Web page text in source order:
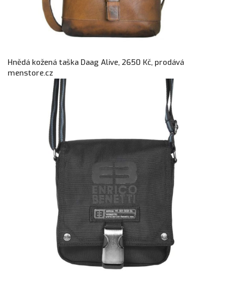
Hnědá kožená taška Daag Alive, 2650 Kč, prodává
menstore.cz